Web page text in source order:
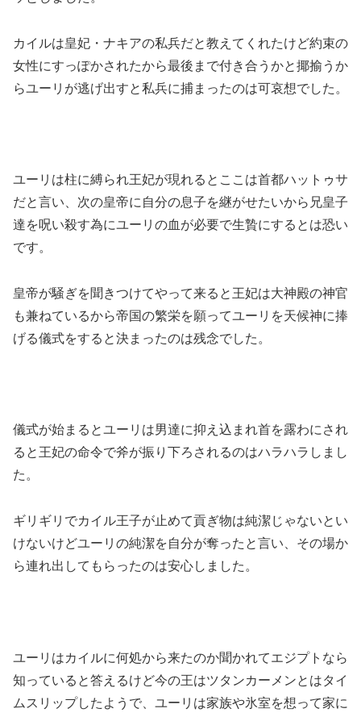
カイルは皇妃・ナキアの私兵だと教えてくれたけど約束の
女性にすっぽかされたから最後まで付き合うかと揶揄うか
らユーリが逃げ出すと私兵に捕まったのは可哀想でした。
ユーリは柱に縛られ王妃が現れるとここは首都ハットゥサ
だと言い、次の皇帝に自分の息子を継がせたいから兄皇子
達を呪い殺す為にユーリの血が必要で生贄にするとは恐い
です。
皇帝が騒ぎを聞きつけてやって来ると王妃は大神殿の神官
も兼ねているから帝国の繁栄を願ってユーリを天候神に捧
げる儀式をすると決まったのは残念でした。
儀式が始まるとユーリは男達に抑え込まれ首を露わにされ
ると王妃の命令で斧が振り下ろされるのはハラハラしまし
た。
ギリギリでカイル王子が止めて貢ぎ物は純潔じゃないとい
けないけどユーリの純潔を自分が奪ったと言い、その場か
ら連れ出してもらったのは安心しました。
ユーリはカイルに何処から来たのか聞かれてエジプトなら
知っていると答えるけど今の王はツタンカーメンとはタイ
ムスリップしたようで、ユーリは家族や氷室を想って家に